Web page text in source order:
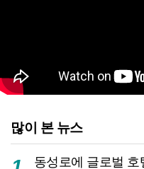
많이 본 뉴스
동성로에 글로벌 호